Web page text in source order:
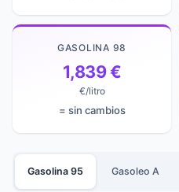
GASOLINA 98
1,839 €
€/litro
= sin cambios
Gasolina 95 Gasoleo A